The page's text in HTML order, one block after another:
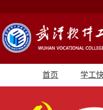
首页 学工